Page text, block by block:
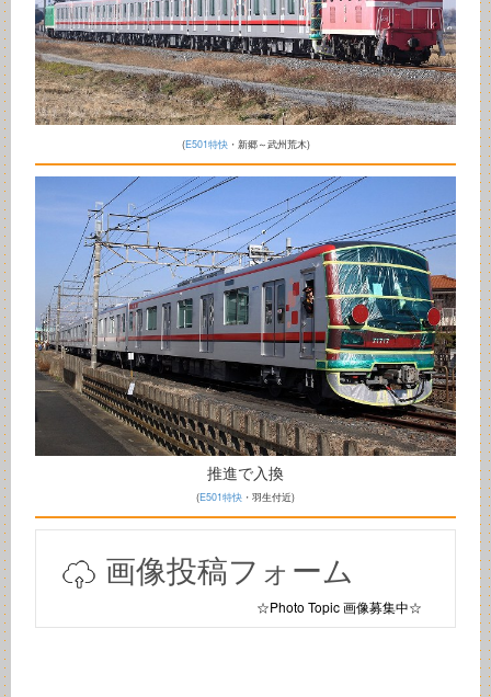
(E501特快・新郷～武州荒木)
推進で入換
(E501特快 ・羽生付近)
画像投稿フォーム
☆Photo Topic 画像募集中☆